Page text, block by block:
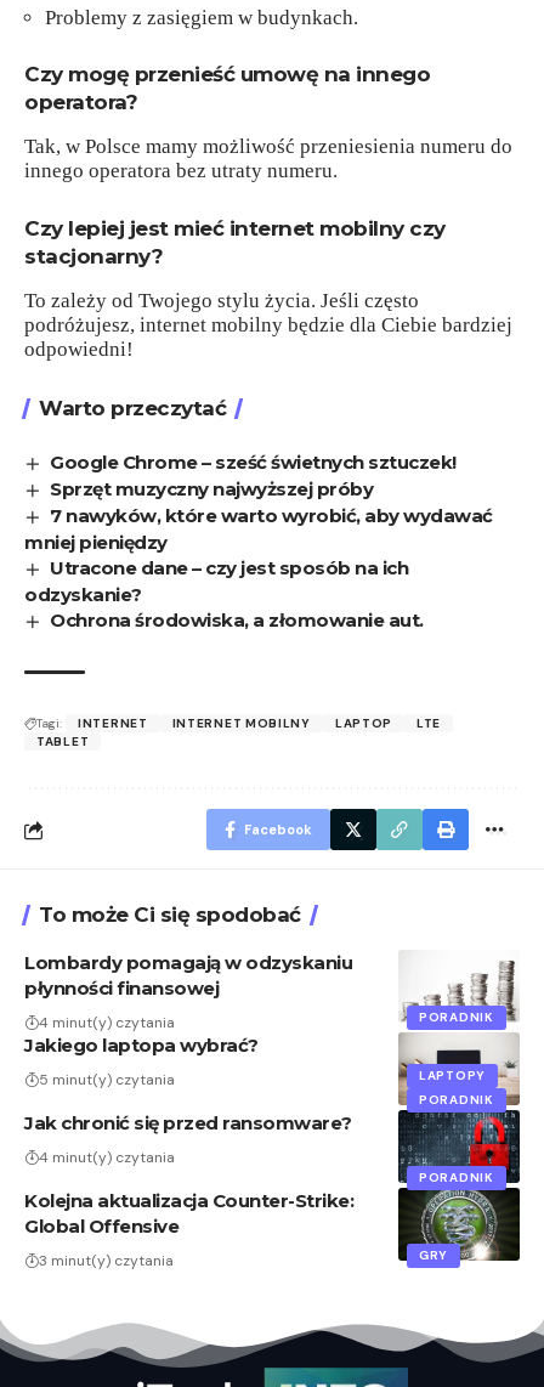
Problemy z zasięgiem w budynkach.
Czy mogę przenieść umowę na innego
operatora?
Tak, w Polsce mamy możliwość przeniesienia numeru do
innego operatora bez utraty numeru.
Czy lepiej jest mieć internet mobilny czy
stacjonarny?
To zależy od Twojego stylu życia. Jeśli często
podróżujesz, internet mobilny będzie dla Ciebie bardziej
odpowiedni!
Warto przeczytać
Google Chrome – sześć świetnych sztuczek!
Sprzęt muzyczny najwyższej próby
7 nawyków, które warto wyrobić, aby wydawać
mniej pieniędzy
Utracone dane – czy jest sposób na ich
odzyskanie?
Ochrona środowiska, a złomowanie aut.
Tagi: INTERNET INTERNET MOBILNY LAPTOP
LTE
TABLET
Facebook
To może Ci się spodobać
PORADNIK
Lombardy pomagają w odzyskaniu
płynności finansowej
4 minut(y) czytania
LAPTOPY
PORADNIK
Jakiego laptopa wybrać?
5 minut(y) czytania
PORADNIK
Jak chronić się przed ransomware?
4 minut(y) czytania
GRY
Kolejna aktualizacja Counter-Strike:
Global Offensive
3 minut(y) czytania